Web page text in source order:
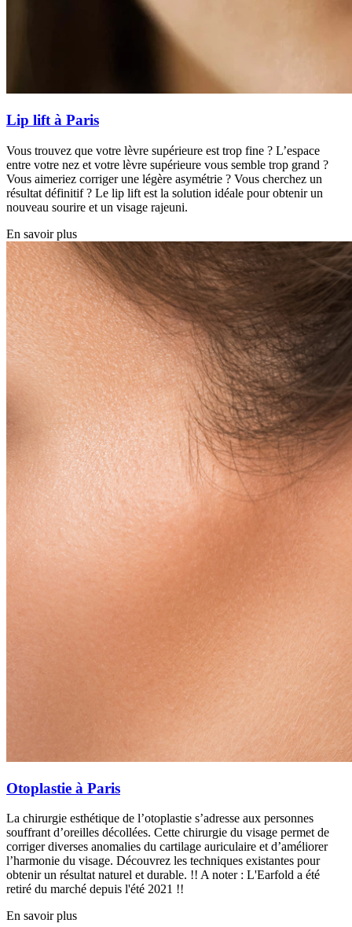
Lip lift à Paris
Vous trouvez que votre lèvre supérieure est trop fine ? L’espace
entre votre nez et votre lèvre supérieure vous semble trop grand ?
Vous aimeriez corriger une légère asymétrie ? Vous cherchez un
résultat définitif ? Le lip lift est la solution idéale pour obtenir un
nouveau sourire et un visage rajeuni.
En savoir plus
Otoplastie à Paris
La chirurgie esthétique de l’otoplastie s’adresse aux personnes
souffrant d’oreilles décollées. Cette chirurgie du visage permet de
corriger diverses anomalies du cartilage auriculaire et d’améliorer
l’harmonie du visage. Découvrez les techniques existantes pour
obtenir un résultat naturel et durable. !! A noter : L'Earfold a été
retiré du marché depuis l'été 2021 !!
En savoir plus